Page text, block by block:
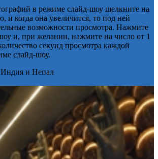
в режиме слайд-шоу щелкните на
и когда она увеличится, то под ней
возможности просмотра. Нажмите
и, при желании, нажмите на число от 1
секунд просмотра каждой
слайд-шоу.
Индия и Непал